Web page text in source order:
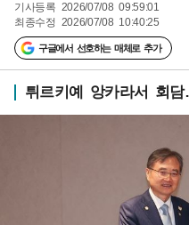
기사등록 2026/07/08 09:59:01
최종수정 2026/07/08 10:40:25
구글에서 선호하는 매체로 추가
튀르키예 앙카라서 회